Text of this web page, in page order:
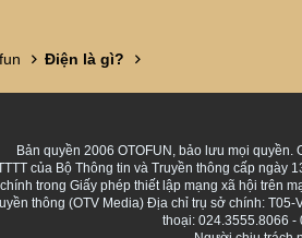
Điện là gì?
Bản quyền 2006 OTOFUN, bảo lưu mọi
của Bộ Thông tin và Truyền thông cấp
trong Giấy phép thiết lập mạng xã hội trên
thông (OTV Media) Địa chỉ trụ sở chính:
thoại: 024.3555.8066 -